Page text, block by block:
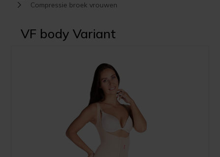
Compressie broek vrouwen
VF body Variant